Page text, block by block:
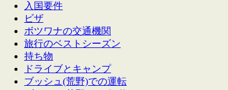
入国要件
ビザ
ボツワナの交通機関
旅行のベストシーズン
持ち物
ドライブとキャンプ
ブッシュ(荒野)での運転